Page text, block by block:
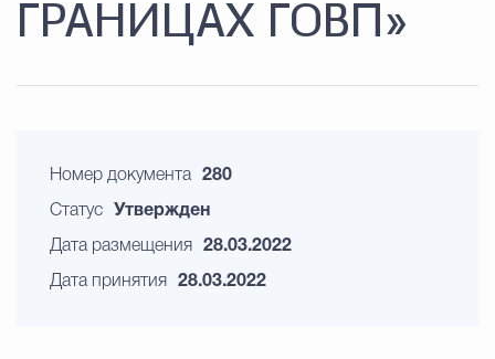
ГРАНИЦАХ ГОВП»
Номер документа 280
Статус Утвержден
Дата размещения 28.03.2022
Дата принятия 28.03.2022